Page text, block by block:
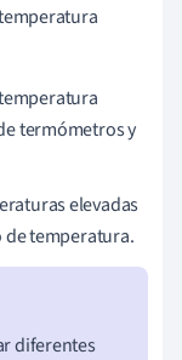
termómetros y
elevadas
de temperatura.
diferentes